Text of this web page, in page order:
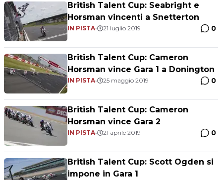
British Talent Cup: Seabright e
Horsman vincenti a Snetterton
IN PISTA• 21 luglio 2019 0
British Talent Cup: Cameron
Horsman vince Gara 1 a Donington
IN PISTA• 25 maggio 2019 0
British Talent Cup: Cameron
Horsman vince Gara 2
IN PISTA• 21 aprile 2019 0
British Talent Cup: Scott Ogden si
impone in Gara 1